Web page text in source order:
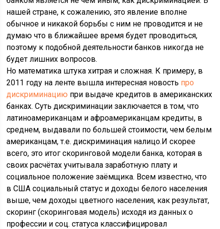
нашей стране, к сожалению, это явление вполне
обычное и никакой борьбы с ним не проводится и не
думаю что в ближайшее время будет проводиться,
поэтому к подобной деятельности банков никогда не
будет лишних вопросов.
Но математика штука хитрая и сложная. К примеру, в
2011 году на ленте вышла интересная новость про
дискриминацию при выдаче кредитов в американских
банках. Суть дискриминации заключается в том, что
латиноамериканцам и афроамериканцам кредиты, в
среднем, выдавали по большей стоимости, чем белым
американцам, т.е. дискриминация налицо.И скорее
всего, это итог скоринговой модели банка, которая в
своих расчётах учитывала заработную плату и
социальное положение заёмщика. Всем известно, что
в США социальный статус и доходы белого населения
выше, чем доходы цветного населения, как результат,
скоринг (скоринговая модель) исходя из данных о
профессии и соц. статуса классифицировал